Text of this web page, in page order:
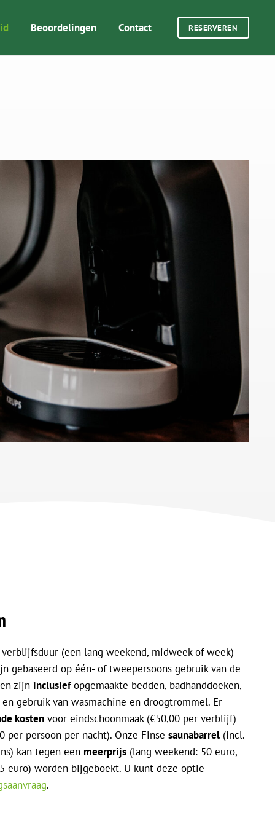
Beoordelingen Contact RESERVEREN
(een lang weekend, midweek of week)
gebaseerd op één- of tweepersoons gebruik van de
zijn inclusiefopgemaakte bedden, badhanddoeken,
gebruik van wasmachine en droogtrommel. Er
kostenvoor eindschoonmaak (€50,00 per verblijf)
per persoon per nacht). Onze Finse saunabarrel(incl.
kan tegen een meerprijs(lang weekend: 50 euro,
euro) worden bijgeboekt. U kunt deze optie
.